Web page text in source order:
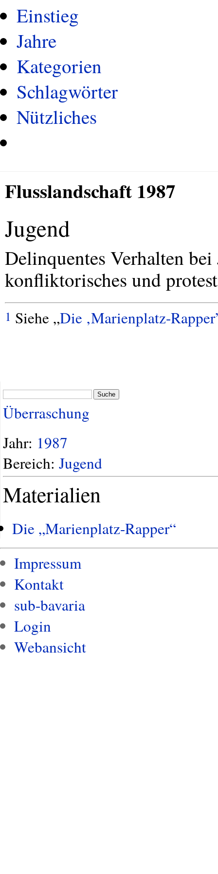
Einstieg
Jahre
Kategorien
Schlagwörter
Nützliches
Flusslandschaft 1987
Jugend
Delinquentes Verhalten
konfliktorisches und
1 Siehe „Die ‚Marienplatz-
Suche
Überraschung
Jahr: 1987
Bereich: Jugend
Materialien
Die „Marienplatz-Rapper“
Impressum
Kontakt
sub-bavaria
Login
Webansicht